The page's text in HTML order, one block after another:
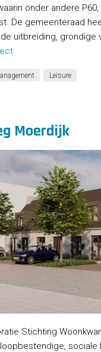
onder andere
De gemeenteraad
uitbreiding, grondige
Leisure
Moerdijk
Stichting
sociale